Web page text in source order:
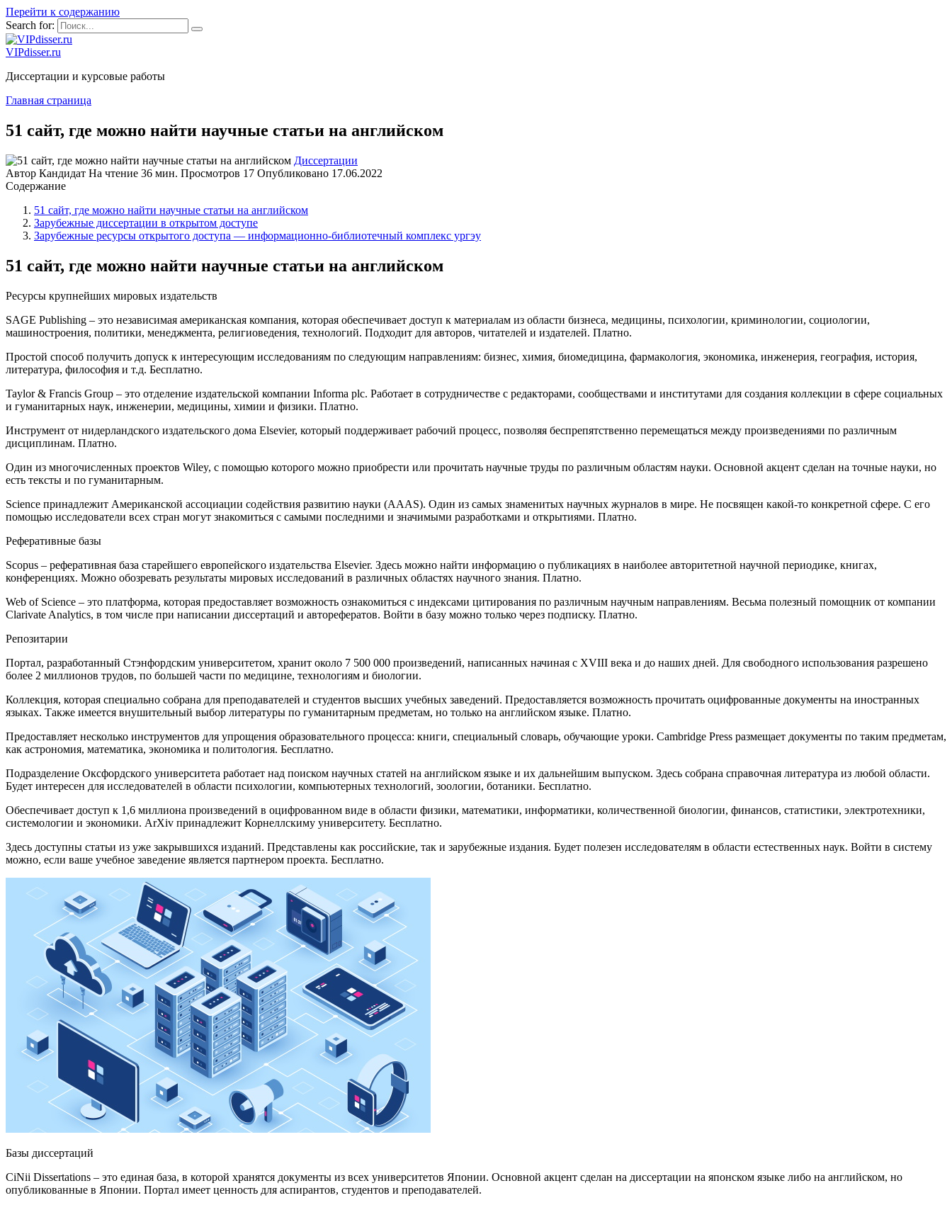
Перейти к содержанию
Search for:
VIPdisser.ru
Диссертации и курсовые работы
Главная страница
51 сайт, где можно найти научные статьи на английском
Диссертации
Автор Кандидат На чтение 36 мин. Просмотров 17 Опубликовано 17.06.2022
Содержание
51 сайт, где можно найти научные статьи на английском
Зарубежные диссертации в открытом доступе
Зарубежные ресурсы открытого доступа — информационно-библиотечный комплекс ургэу
51 сайт, где можно найти научные статьи на английском
Ресурсы крупнейших мировых издательств
SAGE Publishing – это независимая американская компания, которая обеспечивает доступ к материалам из области бизнеса, медицины, психологии, криминологии, социологии,
машиностроения, политики, менеджмента, религиоведения, технологий. Подходит для авторов, читателей и издателей. Платно.
Простой способ получить допуск к интересующим исследованиям по следующим направлениям: бизнес, химия, биомедицина, фармакология, экономика, инженерия, география, история,
литература, философия и т.д. Бесплатно.
Taylor & Francis Group – это отделение издательской компании Informa plc. Работает в сотрудничестве с редакторами, сообществами и институтами для создания коллекции в сфере социальных
и гуманитарных наук, инженерии, медицины, химии и физики. Платно.
Инструмент от нидерландского издательского дома Elsevier, который поддерживает рабочий процесс, позволяя беспрепятственно перемещаться между произведениями по различным
дисциплинам. Платно.
Один из многочисленных проектов Wiley, с помощью которого можно приобрести или прочитать научные труды по различным областям науки. Основной акцент сделан на точные науки, но
есть тексты и по гуманитарным.
Science принадлежит Американской ассоциации содействия развитию науки (AAAS). Один из самых знаменитых научных журналов в мире. Не посвящен какой-то конкретной сфере. С его
помощью исследователи всех стран могут знакомиться с самыми последними и значимыми разработками и открытиями. Платно.
Реферативные базы
Scopus – реферативная база старейшего европейского издательства Elsevier. Здесь можно найти информацию о публикациях в наиболее авторитетной научной периодике, книгах,
конференциях. Можно обозревать результаты мировых исследований в различных областях научного знания. Платно.
Web of Science – это платформа, которая предоставляет возможность ознакомиться с индексами цитирования по различным научным направлениям. Весьма полезный помощник от компании
Clarivate Analytics, в том числе при написании диссертаций и авторефератов. Войти в базу можно только через подписку. Платно.
Репозитарии
Портал, разработанный Стэнфордским университетом, хранит около 7 500 000 произведений, написанных начиная с XVIII века и до наших дней. Для свободного использования разрешено
более 2 миллионов трудов, по большей части по медицине, технологиям и биологии.
Коллекция, которая специально собрана для преподавателей и студентов высших учебных заведений. Предоставляется возможность прочитать оцифрованные документы на иностранных
языках. Также имеется внушительный выбор литературы по гуманитарным предметам, но только на английском языке. Платно.
Предоставляет несколько инструментов для упрощения образовательного процесса: книги, специальный словарь, обучающие уроки. Cambridge Press размещает документы по таким предметам,
как астрономия, математика, экономика и политология. Бесплатно.
Подразделение Оксфордского университета работает над поиском научных статей на английском языке и их дальнейшим выпуском. Здесь собрана справочная литература из любой области.
Будет интересен для исследователей в области психологии, компьютерных технологий, зоологии, ботаники. Бесплатно.
Обеспечивает доступ к 1,6 миллиона произведений в оцифрованном виде в области физики, математики, информатики, количественной биологии, финансов, статистики, электротехники,
системологии и экономики. ArXiv принадлежит Корнеллскиму университету. Бесплатно.
Здесь доступны статьи из уже закрывшихся изданий. Представлены как российские, так и зарубежные издания. Будет полезен исследователям в области естественных наук. Войти в систему
можно, если ваше учебное заведение является партнером проекта. Бесплатно.
Базы диссертаций
CiNii Dissertations – это единая база, в которой хранятся документы из всех университетов Японии. Основной акцент сделан на диссертации на японском языке либо на английском, но
опубликованные в Японии. Портал имеет ценность для аспирантов, студентов и преподавателей.